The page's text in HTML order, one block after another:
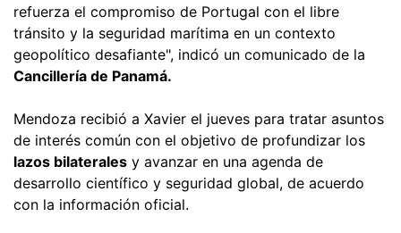
refuerza el compromiso de Portugal con el libre
tránsito y la seguridad marítima en un contexto
geopolítico desafiante", indicó un comunicado de la
Cancillería de Panamá.
Mendoza recibió a Xavier el jueves para tratar asuntos
de interés común con el objetivo de profundizar los
lazos bilaterales y avanzar en una agenda de
desarrollo científico y seguridad global, de acuerdo
con la información oficial.